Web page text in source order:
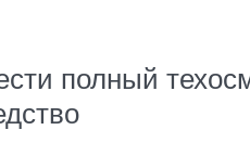
полный